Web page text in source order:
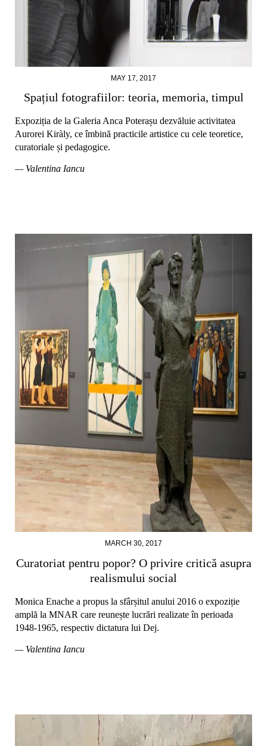
MAY 17, 2017
Spațiul fotografiilor: teoria, memoria, timpul
Expoziția de la Galeria Anca Poterașu dezvăluie activitatea
Aurorei Kiràly, ce îmbină practicile artistice cu cele teoretice,
curatoriale și pedagogice.
— Valentina Iancu
MARCH 30, 2017
Curatoriat pentru popor? O privire critică asupra
realismului social
Monica Enache a propus la sfârșitul anului 2016 o expoziție
amplă la MNAR care reunește lucrări realizate în perioada
1948-1965, respectiv dictatura lui Dej.
— Valentina Iancu